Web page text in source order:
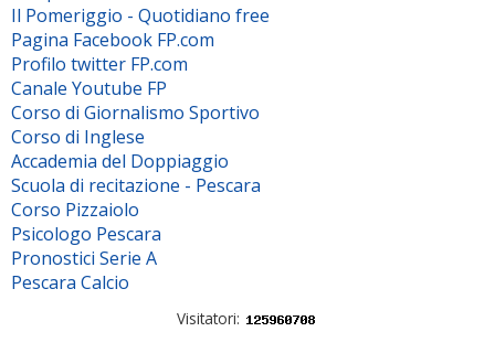
Il Pomeriggio - Quotidiano free
Pagina Facebook FP.com
Profilo twitter FP.com
Canale Youtube FP
Corso di Giornalismo Sportivo
Corso di Inglese
Accademia del Doppiaggio
Scuola di recitazione - Pescara
Corso Pizzaiolo
Psicologo Pescara
Pronostici Serie A
Pescara Calcio
Visitatori: